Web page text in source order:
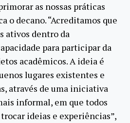
as nossas práticas
o decano. “Acreditamos que
ativos dentro da
para participar da
acadêmicos. A ideia é
lugares existentes e
através de uma iniciativa
informal, em que todos
ideias e experiências”,